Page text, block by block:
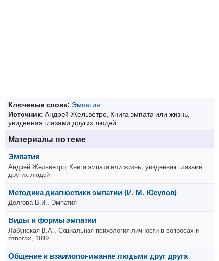
Ключевые слова: Эмпатия
Источник: Андрей Жельветро, Книга эмпата или жизнь,
увиденная глазами других людей
Материалы по теме
Эмпатия
Андрей Жельветро, Книга эмпата или жизнь, увиденная глазами
других людей
Методика диагностики эмпатии (И. М. Юсупов)
Долгова В.И., Эмпатия
Виды и формы эмпатии
Лабунская В.А., Социальная психология личности в вопросах и
ответах, 1999
Общение и взаимопонимание людьми друг друга